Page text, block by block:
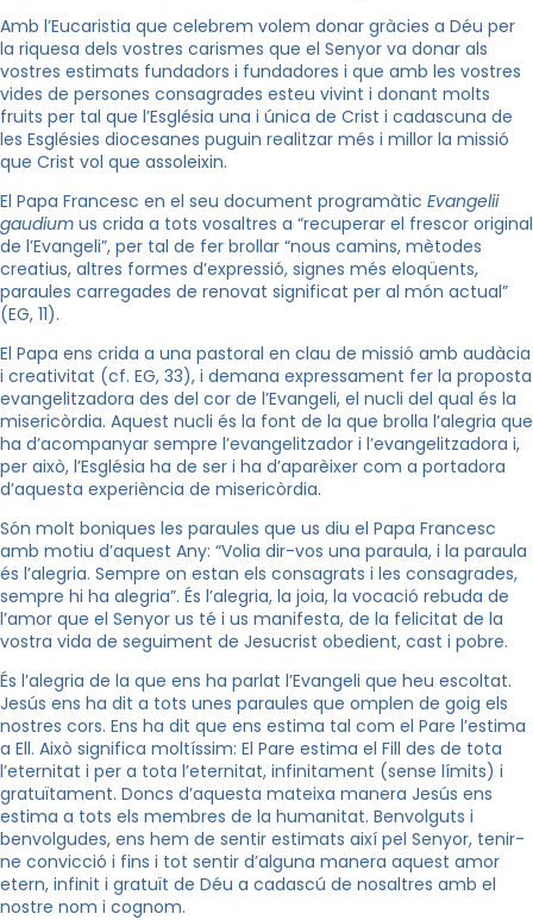
Amb l’Eucaristia que celebrem volem donar gràcies a Déu per
la riquesa dels vostres carismes que el Senyor va donar als
vostres estimats fundadors i fundadores i que amb les vostres
vides de persones consagrades esteu vivint i donant molts
fruits per tal que l’Església una i única de Crist i cadascuna de
les Esglésies diocesanes puguin realitzar més i millor la missió
que Crist vol que assoleixin.
El Papa Francesc en el seu document programàtic Evangelii
gaudium us crida a tots vosaltres a “recuperar el frescor original
de l’Evangeli”, per tal de fer brollar “nous camins, mètodes
creatius, altres formes d’expressió, signes més eloqüents,
paraules carregades de renovat significat per al món actual”
(EG, 11).
El Papa ens crida a una pastoral en clau de missió amb audàcia
i creativitat (cf. EG, 33), i demana expressament fer la proposta
evangelitzadora des del cor de l’Evangeli, el nucli del qual és la
misericòrdia. Aquest nucli és la font de la que brolla l’alegria que
ha d’acompanyar sempre l’evangelitzador i l’evangelitzadora i,
per això, l’Església ha de ser i ha d’aparèixer com a portadora
d’aquesta experiència de misericòrdia.
Són molt boniques les paraules que us diu el Papa Francesc
amb motiu d’aquest Any: “Volia dir-vos una paraula, i la paraula
és l’alegria. Sempre on estan els consagrats i les consagrades,
sempre hi ha alegria”. És l’alegria, la joia, la vocació rebuda de
l’amor que el Senyor us té i us manifesta, de la felicitat de la
vostra vida de seguiment de Jesucrist obedient, cast i pobre.
És l’alegria de la que ens ha parlat l’Evangeli que heu escoltat.
Jesús ens ha dit a tots unes paraules que omplen de goig els
nostres cors. Ens ha dit que ens estima tal com el Pare l’estima
a Ell. Això significa moltíssim: El Pare estima el Fill des de tota
l’eternitat i per a tota l’eternitat, infinitament (sense límits) i
gratuïtament. Doncs d’aquesta mateixa manera Jesús ens
estima a tots els membres de la humanitat. Benvolguts i
benvolgudes, ens hem de sentir estimats així pel Senyor, tenir-
ne convicció i fins i tot sentir d’alguna manera aquest amor
etern, infinit i gratuït de Déu a cadascú de nosaltres amb el
nostre nom i cognom.